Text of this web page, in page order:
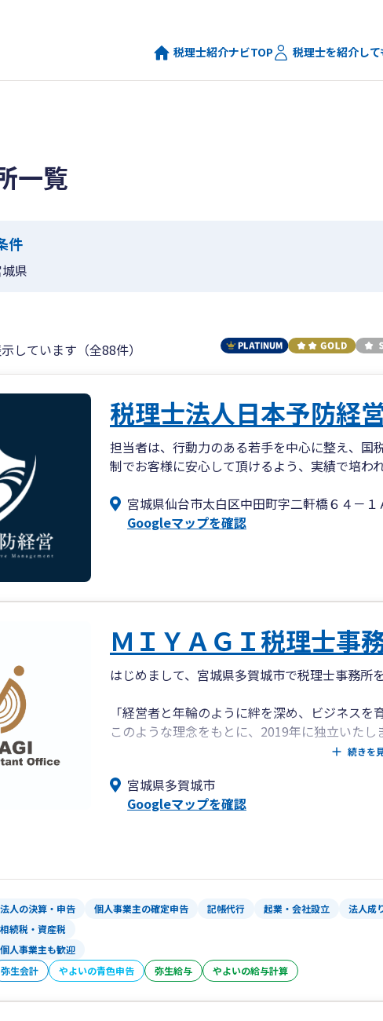
税理士紹介ナビTOP 税理士を紹介して
一覧
件
県
しています（全88件）
税理士法人日本予防経
担当者は、⾏動⼒のある若⼿を中⼼に整え、国
制でお客様に安心して頂けるよう、実績で培わ
宮城県仙台市太白区中田町字二軒橋６４－１
Googleマップを確認
ＭＩＹＡＧＩ税理士事
はじめまして、宮城県多賀城市で税理士事務所
「経営者と年輪のように絆を深め、ビジネスを
このような理念をもとに、2019年に独立いたし
当事務所は、年輪のようにお客様との信頼をひ
太い幹のようにお客様のビジネスをしっかり成
税務だけでなく、多くの経営者のみなさまが
に焦点を当てた支援を行っております。
全顧問先を税理士が担当しますので、担当者が
ホームページにお客様の声も掲載しております。
是非ご覧ください。
続きを
宮城県多賀城市
Googleマップを確認
法人の決算・申告 個人事業主の確定申告 記帳代行 起業・会社設立 法人成
相続税・資産税
個人事業主も歓迎
弥生会計 やよいの青色申告 弥生給与 やよいの給与計算